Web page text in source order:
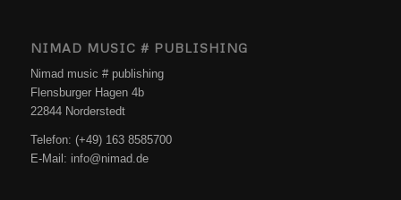
NIMAD MUSIC # PUBLISHING
Nimad music # publishing
Flensburger Hagen 4b
22844 Norderstedt
Telefon: (+49) 163 8585700
E-Mail: info@nimad.de